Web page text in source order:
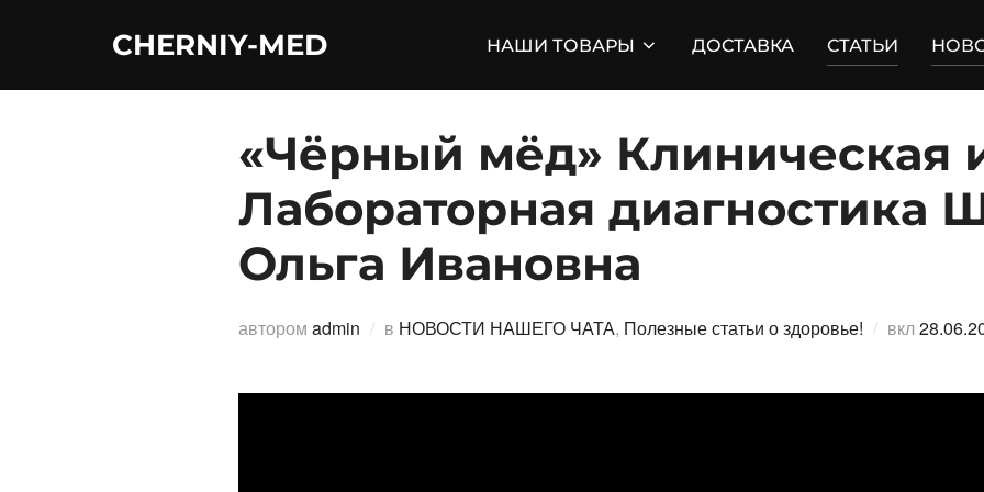
CHERNIY-MED НАШИ ТОВАРЫ ДОСТАВКА СТАТЬИ
«Чёрный мёд» Клиническая
Лабораторная диагностика
Ольга Ивановна
автором admin в НОВОСТИ НАШЕГО ЧАТА, Полезные статьи о здоровье! вкл